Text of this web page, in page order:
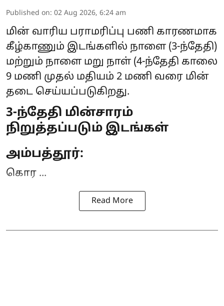
Published on: 02 Aug 2026, 6:24 am
மின் வாரிய பராமரிப்பு பணி காரணமாக
கீழ்காணும் இடங்களில் நாளை (3-ந்தேதி)
மற்றும் நாளை மறு நாள் (4-ந்தேதி காலை
9 மணி முதல் மதியம் 2 மணி வரை மின்
தடை செய்யப்படுகிறது.
3-ந்தேதி மின்சாரம்
நிறுத்தப்படும் இடங்கள்
அம்பத்தூர்:
கொர ...
Read More